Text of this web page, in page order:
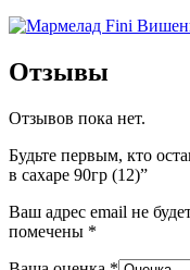
Отзывы
Отзывов пока нет.
Будьте первым, кто
в сахаре 90гр (12)”
Ваш адрес email не
помечены *